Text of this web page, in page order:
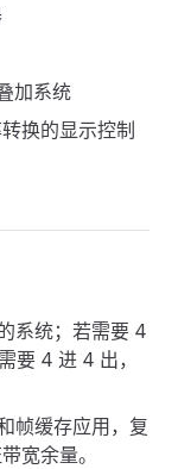
加系统
换的显示控制
系统；若需要 4
要 4 进 4 出，
帧缓存应用，复
宽余量。